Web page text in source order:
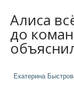
Алиса
до
Екатерина